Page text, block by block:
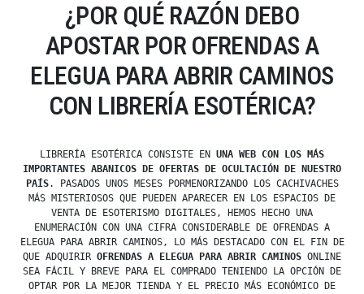
¿POR QUÉ RAZÓN DEBO
APOSTAR POR OFRENDAS A
ELEGUA PARA ABRIR CAMINOS
CON LIBRERÍA ESOTÉRICA?
LIBRERÍA ESOTÉRICA CONSISTE EN UNA WEB CON LOS MÁS
IMPORTANTES ABANICOS DE OFERTAS DE OCULTACIÓN DE NUESTRO
PAÍS. PASADOS UNOS MESES PORMENORIZANDO LOS CACHIVACHES
MÁS MISTERIOSOS QUE PUEDEN APARECER EN LOS ESPACIOS DE
VENTA DE ESOTERISMO DIGITALES, HEMOS HECHO UNA
ENUMERACIÓN CON UNA CIFRA CONSIDERABLE DE OFRENDAS A
ELEGUA PARA ABRIR CAMINOS, LO MÁS DESTACADO CON EL FIN DE
QUE ADQUIRIR OFRENDAS A ELEGUA PARA ABRIR CAMINOS ONLINE
SEA FÁCIL Y BREVE PARA EL COMPRADO TENIENDO LA OPCIÓN DE
OPTAR POR LA MEJOR TIENDA Y EL PRECIO MÁS ECONÓMICO DE